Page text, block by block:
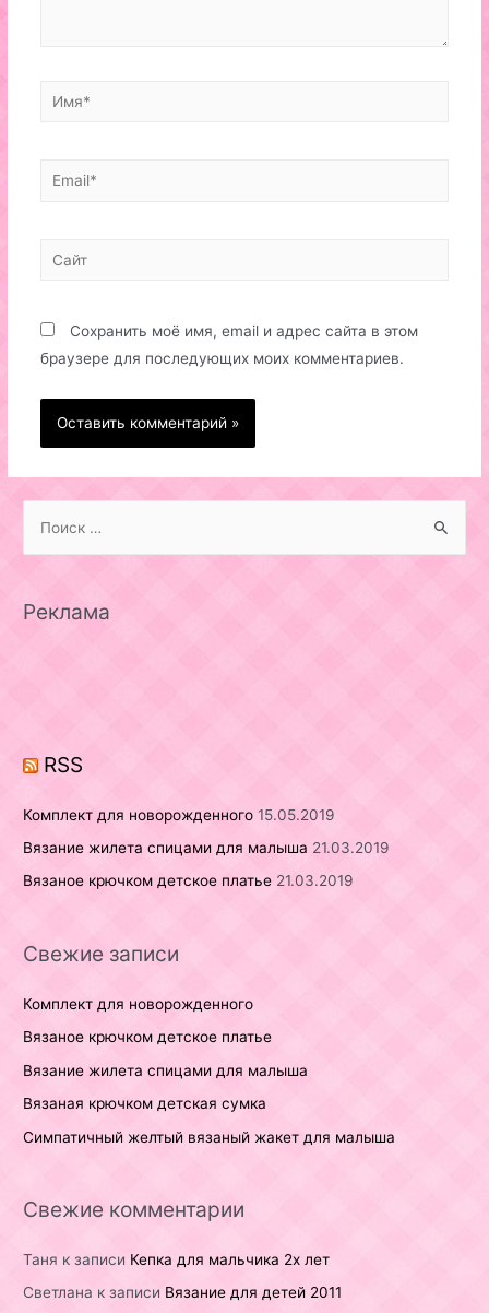
Имя*
Email*
Сайт
Сохранить моё имя, email и адрес сайта в этом
браузере для последующих моих комментариев.
r
:
Реклама
RSS
Комплект для новорожденного 15.05.2019
Вязание жилета спицами для малыша 21.03.2019
Вязаное крючком детское платье 21.03.2019
Свежие записи
Комплект для новорожденного
Вязаное крючком детское платье
Вязание жилета спицами для малыша
Вязаная крючком детская сумка
Симпатичный желтый вязаный жакет для малыша
Свежие комментарии
Таня к записи Кепка для мальчика 2х лет
Светлана к записи Вязание для детей 2011